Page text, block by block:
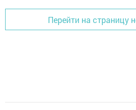
Перейти на страницу